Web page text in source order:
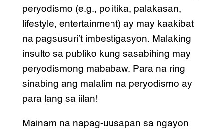
peryodismo (e.g., politika, palakasan,
lifestyle, entertainment) ay may kaakibat
na pagsusuri’t imbestigasyon. Malaking
insulto sa publiko kung sasabihing may
peryodismong mababaw. Para na ring
sinabing ang malalim na peryodismo ay
para lang sa iilan!
Mainam na napag-uusapan sa ngayon